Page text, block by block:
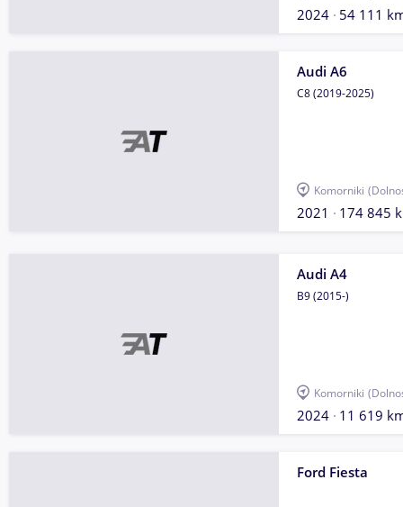
2024 54 111
Audi A6
C8 (2019-2025)
Komorniki
2021 174 845
Audi A4
B9 (2015-)
Komorniki
2024 11 619
Ford Fiesta